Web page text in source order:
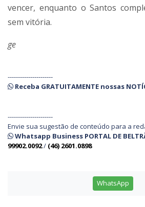
vencer, enquanto o Santos
sem vitória.
ge
----------------------
Receba GRATUITAMENTE nossas
----------------------
Envie sua sugestão de conteúdo para a
Whatsapp Business PORTAL DE
99902.0092/ (46) 2601.0898
WhatsApp